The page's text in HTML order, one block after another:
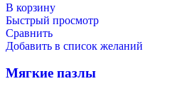
В корзину
Быстрый просмотр
Сравнить
Добавить в список желаний
Мягкие пазлы